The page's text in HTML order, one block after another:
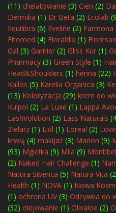
(11) chelatowanie (3) Cien (2)
Dermika (1) Dr Beta (2) Ecolab
Equilibra (6) Eveline (2) Farmona
Fitomed (4) Floraldix (1) Floresan
Gal (3) Garnier (2) Gliss Kur (1)
Pharmacy (3) Green Style (1)
Head&Shoulders (1) henna (22)
Kallos (5) Karelia Organica (3)
(13) Koloryzacja (29) krem do
Kulpol (2) La Luxe (1) Lappa
LashVolution (2) Lass Naturals
Zielarz (1) Lidl (1) Loreal (2)
krwią (4) makijaż (3) Marion (9)
(93) Mgiełka (9) Mila (9)
(2) Naked Hair Challenge (1)
Natura Siberica (5) Natura Vita
Health (1) NOVA (1) Nowa
(1) ochrona UV(3) Odżywka do
(32) olejowanie (1) Olivaloe (2)